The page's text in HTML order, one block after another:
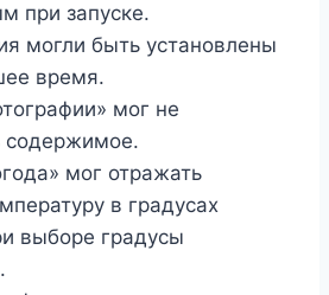
при запуске.
могли быть установлены
время.
мог не
содержимое.
мог отражать
в градусах
выборе градусы